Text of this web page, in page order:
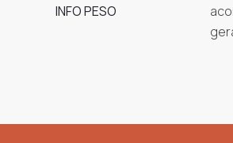
INFO PESO